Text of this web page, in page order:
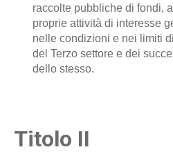
raccolte pubbliche di fondi,
proprie attività di interesse
nelle condizioni e nei limiti
del Terzo settore e dei
dello stesso.
Titolo II